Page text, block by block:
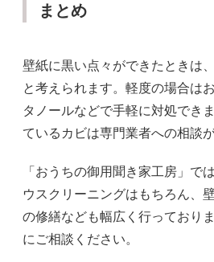
まとめ
壁紙に黒い点々ができたときは
と考えられます。軽度の場合は
タノールなどで手軽に対処でき
ているカビは専門業者への相談
「おうちの御用聞き家工房」で
ウスクリーニングはもちろん、
の修繕なども幅広く行っており
にご相談ください。